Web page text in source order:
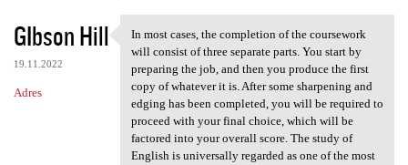
GIbson Hill
19.11.2022
Adres
In most cases, the completion
In most cases, the completion of the coursework
will consist of three separate parts. You start by
preparing the job, and then you produce the first
copy of whatever it is. After some sharpening and
edging has been completed, you will be required to
proceed with your final choice, which will be
factored into your overall score. The study of
English is universally regarded as one of the most